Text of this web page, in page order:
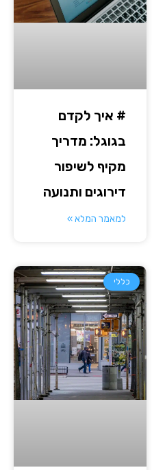
# איך לקדם
בגוגל: מדריך
מקיף לשיפור
דירוגים ותנועה
למאמר המלא »
כללי